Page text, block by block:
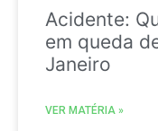
Acidente:
em queda
Janeiro
VER MATÉRIA »